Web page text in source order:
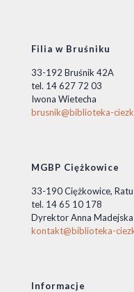
Filia w Bruśniku
33-192 Bruśnik 42A
tel. 14 627 72 03
Iwona Wietecha
brusnik@biblioteka-
MGBP Ciężkowice
33-190 Ciężkowice,
tel. 14 65 10 178
Dyrektor Anna Madejska
kontakt@biblioteka-
Informacje